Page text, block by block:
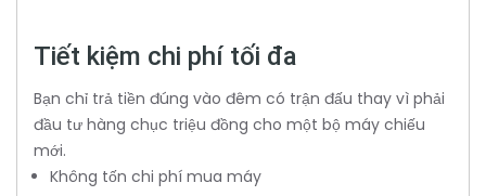
Tiết kiệm chi phí tối đa
Bạn chỉ trả tiền đúng vào đêm có trận đấu thay vì phải
đầu tư hàng chục triệu đồng cho một bộ máy chiếu
mới.
Không tốn chi phí mua máy